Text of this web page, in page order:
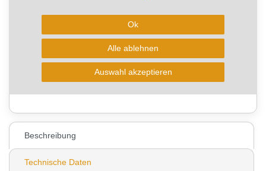
In den Warenkorb
Wunschliste
Beschreibung
Technische Daten
Ok
Alle ablehnen
Auswahl akzeptieren